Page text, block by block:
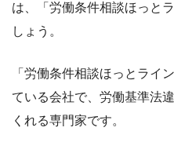
は、「労働条件相談ほっと
しょう。
「労働条件相談ほっとライ
ている会社で、労働基準法
くれる専門家です。